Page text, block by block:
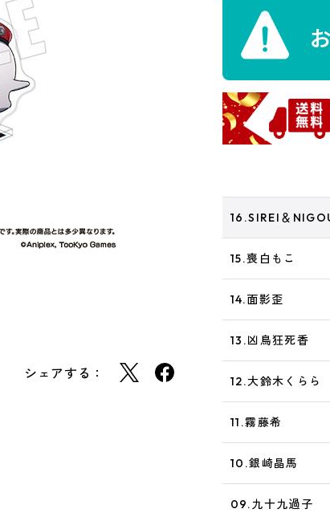
シェアする：
16.SIREI＆
15.喪白もこ
14.面影歪
13.凶鳥狂死香
12.大鈴木くらら
11.霧藤希
10.銀崎晶馬
09.九十九過子